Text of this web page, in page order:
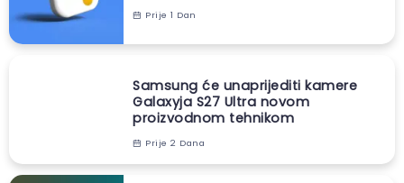
Prije 1 Dan
Samsung će unaprijediti kamere
Galaxyja S27 Ultra novom
proizvodnom tehnikom
Prije 2 Dana